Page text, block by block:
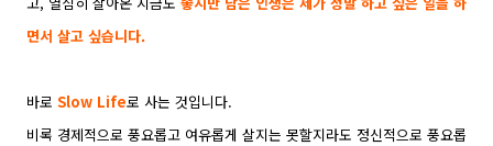
면서 살고 싶습니다.
바로 Slow Life로 사는 것입니다.
비록 경제적으로 풍요롭고 여유롭게 살지는 못할지라도 정신적으로 풍요롭